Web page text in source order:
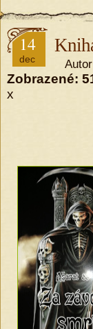
14
dec
Zobrazené:
x